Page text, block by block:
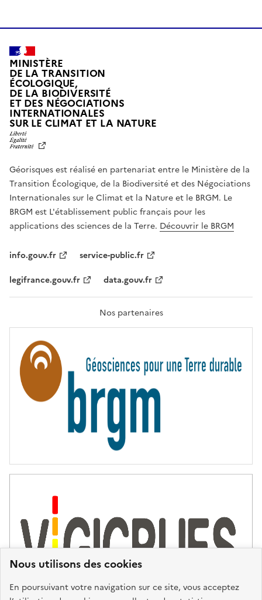
Nous utilisons des cookies
En poursuivant votre navigation sur ce site, vous acceptez
MINISTÈRE
DE LA TRANSITION
ÉCOLOGIQUE,
DE LA BIODIVERSITÉ
ET DES NÉGOCIATIONS
INTERNATIONALES
SUR LE CLIMAT ET LA NATUREL
T
É
,
É
G
A
L
F
A
T
R
T
É
Géorisques est réalisé en partenariat entre le Ministère de la
Transition Écologique, de la Biodiversité et des Négociations
Internationales sur le Climat et la Nature et le BRGM. Le
BRGM est L'établissement public français pour les
applications des sciences de la Terre. Découvrir le BRGM
info.gouv.fr
service-public.fr
legifrance.gouv.fr
data.gouv.fr
Nos partenaires